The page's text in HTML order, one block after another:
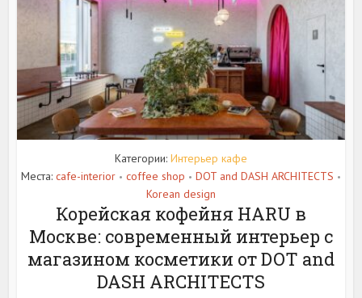
Категории: Интерьер кафе
Места: cafe-interior • coffee shop • DOT and DASH ARCHITECTS •
Korean design
Корейская кофейня HARU в
Москве: современный интерьер с
магазином косметики от DOT and
DASH ARCHITECTS